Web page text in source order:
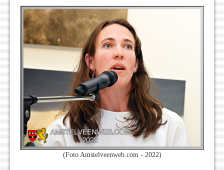
(Foto Amstelveenweb.com - 2022)